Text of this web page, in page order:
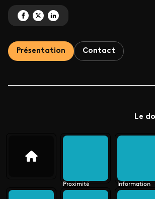
Partagez 'La1ere.fr' sur Facebook
Partagez 'La1ere.fr' sur X
Partagez 'La1ere.fr' sur LinkedIn
Présentation Contact
Le
Proximité Information